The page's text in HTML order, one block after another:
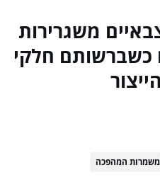
משגרירות
כשברשותם חלקי
משמרות המהפכה